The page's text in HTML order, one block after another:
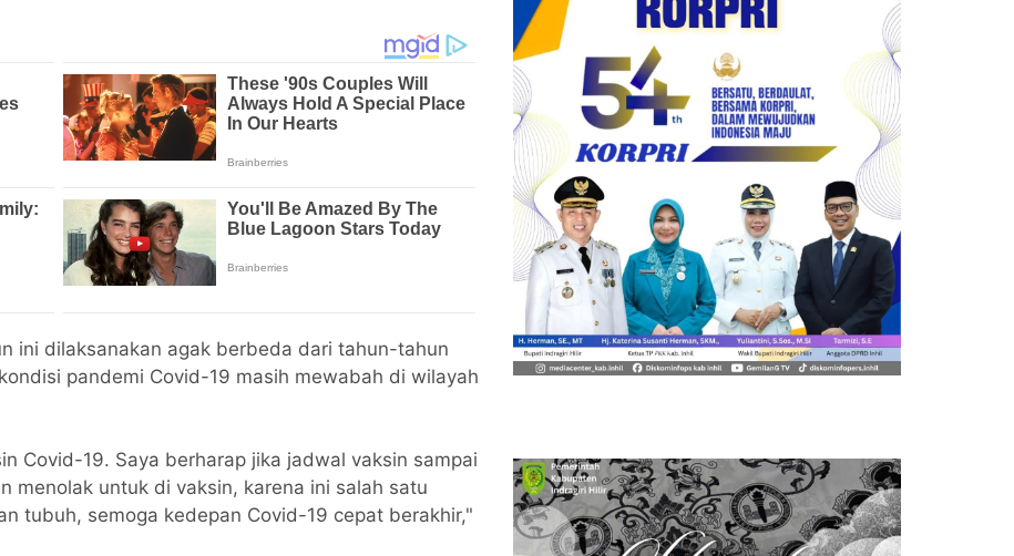
ini dilaksanakan agak berbeda dari tahun-tahun
pandemi Covid-19 masih mewabah di wilayah
Covid-19. Saya berharap jika jadwal vaksin sampai
menolak untuk di vaksin, karena ini salah satu
tubuh, semoga kedepan Covid-19 cepat berakhir,"